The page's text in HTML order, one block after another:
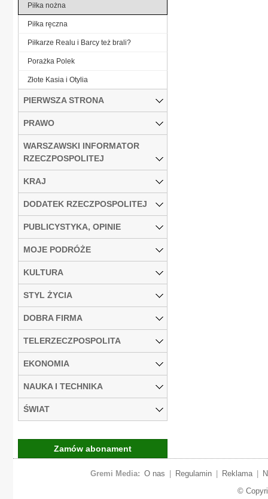
Piłka nożna
Piłka ręczna
Piłkarze Realu i Barcy też brali?
Porażka Polek
Złote Kasia i Otylia
PIERWSZA STRONA
PRAWO
WARSZAWSKI INFORMATOR
RZECZPOSPOLITEJ
KRAJ
DODATEK RZECZPOSPOLITEJ
PUBLICYSTYKA, OPINIE
MOJE PODRÓŻE
KULTURA
STYL ŻYCIA
DOBRA FIRMA
TELERZECZPOSPOLITA
EKONOMIA
NAUKA I TECHNIKA
ŚWIAT
Zamów abonament
Gremi Media: O nas Regulamin Reklama
©